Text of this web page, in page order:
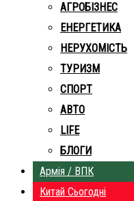
АГРОБІЗНЕС
ЕНЕРГЕТИКА
НЕРУХОМІСТЬ
ТУРИЗМ
СПОРТ
АВТО
LIFE
БЛОГИ
Армія / ВПК
Китай Сьогодні